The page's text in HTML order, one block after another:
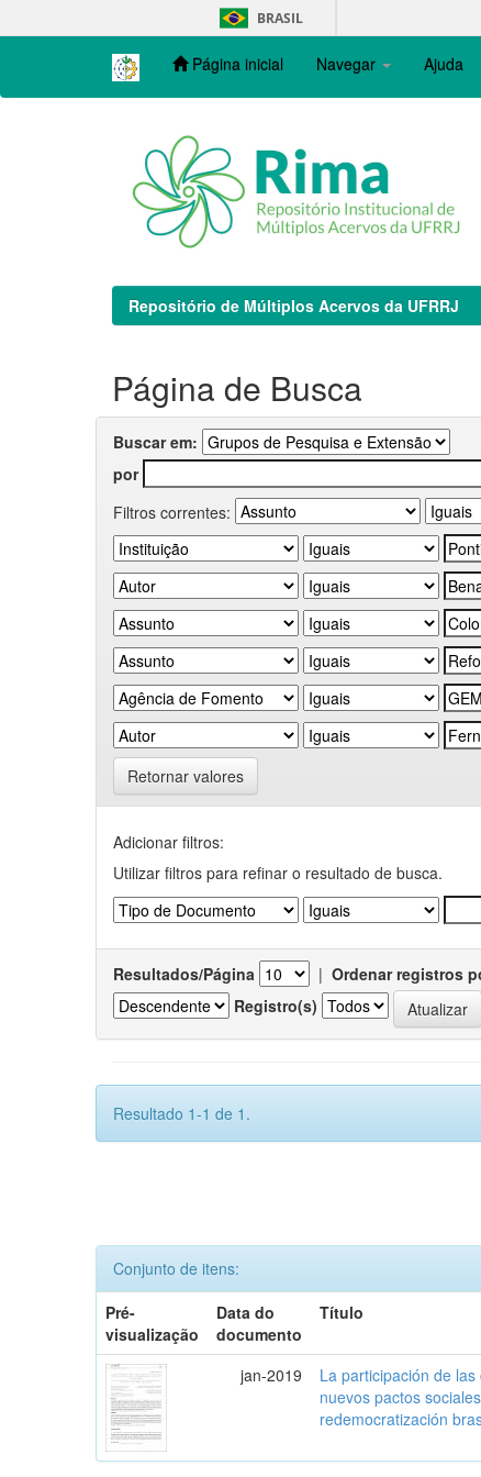
navigation
BRASIL
Página inicial Navegar Ajuda
Repositório de Múltiplos Acervos da UFRRJ
Página de Busca
Buscar em:
por
Filtros correntes:
Retornar valores
Adicionar filtros:
Utilizar filtros para refinar o resultado de busca.
Resultados/Página | Ordenar registros
Registro(s)
Resultado 1-1 de 1.
Conjunto de itens:
Pré-
visualização
Data do
documento
Título
jan-2019
La participación de
nuevos pactos
redemocratización